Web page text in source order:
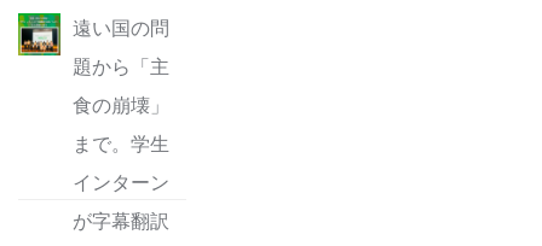
遠い国の問
題から「主
食の崩壊」
まで。学生
インターン
が字幕翻訳